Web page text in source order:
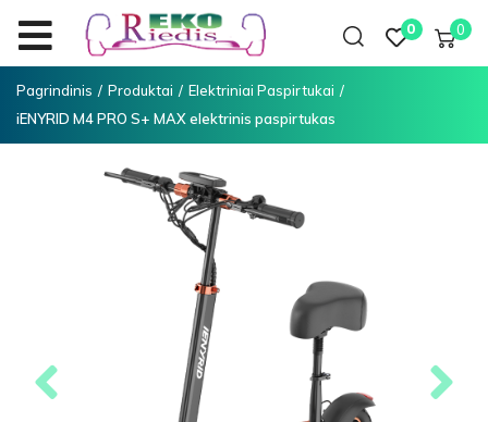
0 0
Pagrindinis / Produktai / Elektriniai Paspirtukai /
iENYRID M4 PRO S+ MAX elektrinis paspirtukas